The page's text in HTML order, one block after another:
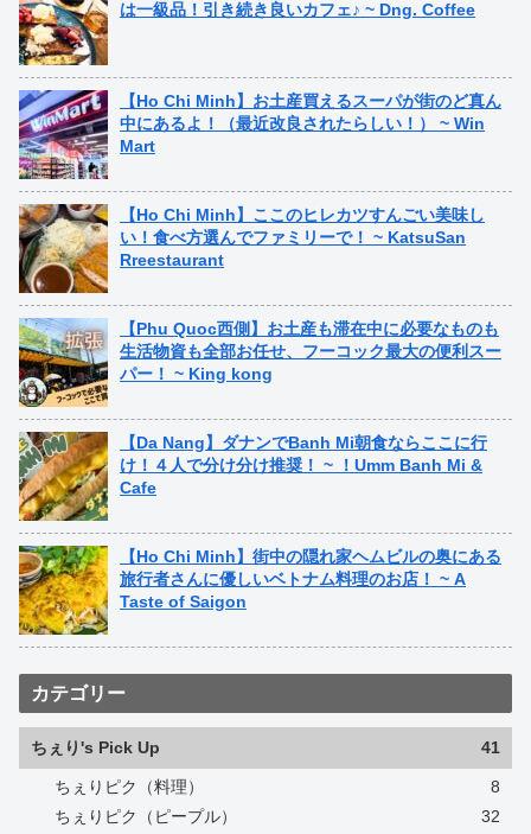
は一級品！引き続き良いカフェ♪ ~ Dng. Coffee
【Ho Chi Minh】お土産買えるスーパが街のど真ん
中にあるよ！（最近改良されたらしい！） ~ Win
Mart
【Ho Chi Minh】ここのヒレカツすんごい美味し
い！食べ方選んでファミリーで！ ~ KatsuSan
Rreestaurant
【Phu Quoc西側】お土産も滞在中に必要なものも
生活物資も全部お任せ、フーコック最大の便利スー
パー！ ~ King kong
【Da Nang】ダナンでBanh Mi朝食ならここに行
け！４人で分け分け推奨！ ~ ！Umm Banh Mi &
Cafe
【Ho Chi Minh】街中の隠れ家ヘムビルの奥にある
旅行者さんに優しいベトナム料理のお店！ ~ A
Taste of Saigon
カテゴリー
ちぇり's Pick Up 41
ちぇりピク（料理）
8
ちぇりピク（ピープル）
32